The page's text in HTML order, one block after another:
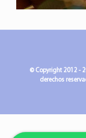
© Copyright 2012 -
derechos